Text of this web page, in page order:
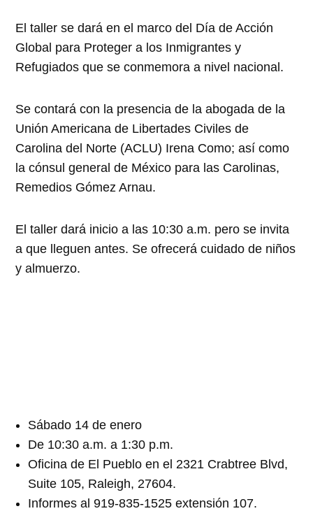
El taller se dará en el marco del Día de Acción
Global para Proteger a los Inmigrantes y
Refugiados que se conmemora a nivel nacional.
Se contará con la presencia de la abogada de la
Unión Americana de Libertades Civiles de
Carolina del Norte (ACLU) Irena Como; así como
la cónsul general de México para las Carolinas,
Remedios Gómez Arnau.
El taller dará inicio a las 10:30 a.m. pero se invita
a que lleguen antes. Se ofrecerá cuidado de niños
y almuerzo.
Sábado 14 de enero
De 10:30 a.m. a 1:30 p.m.
Oficina de El Pueblo en el 2321 Crabtree Blvd,
Suite 105, Raleigh, 27604.
Informes al 919-835-1525 extensión 107.